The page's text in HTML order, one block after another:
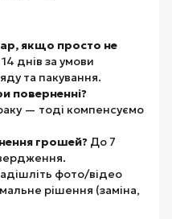
якщо просто не
днів за умови
та пакування.
поверненні?
— тоді компенсуємо
грошей? До 7
фото/відео
рішення (заміна,